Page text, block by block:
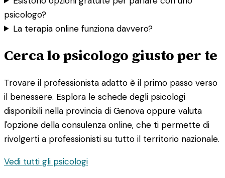
psicologo?
La terapia online funziona davvero?
Cerca lo psicologo giusto per te
Trovare il professionista adatto è il primo passo verso
il benessere. Esplora le schede degli psicologi
disponibili nella provincia di Genova oppure valuta
l'opzione della consulenza online, che ti permette di
rivolgerti a professionisti su tutto il territorio nazionale.
Vedi tutti gli psicologi